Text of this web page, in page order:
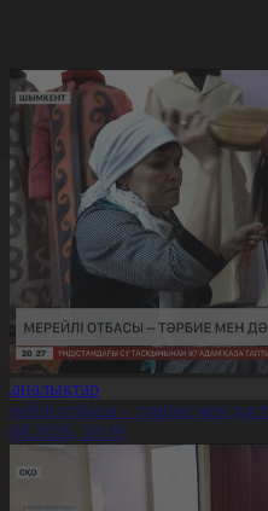
отбасы – тәрбие мен
20:19